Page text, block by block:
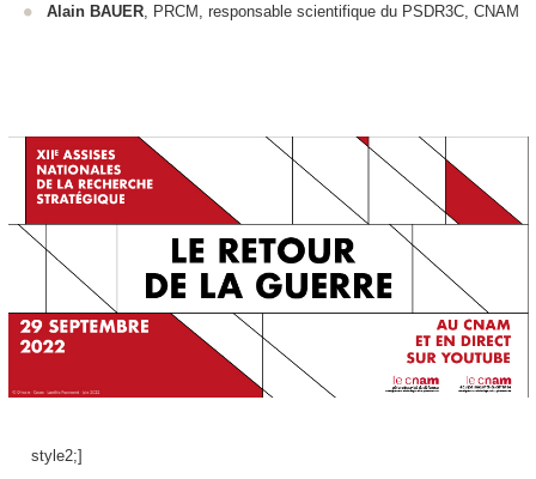
Alain BAUER , PRCM, responsable scientifique du PSDR3C, CNAM
style2;]